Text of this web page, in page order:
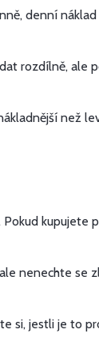
denní náklad
rozdílně, ale
než
kupujete
nenechte se
si, jestli je to